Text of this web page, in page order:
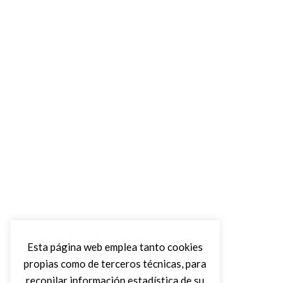
Esta página web emplea tanto cookies
propias como de terceros técnicas, para
recopilar información estadística de su